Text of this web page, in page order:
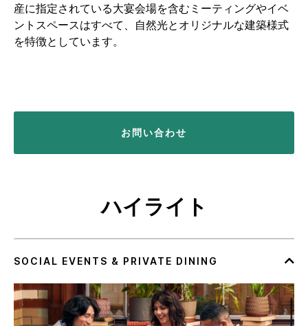
産に指定されている大宴会場を含むミーティングやイベ
ントスペースはすべて、自然光とオリジナルな建築様式
を特徴としています。
お問い合わせ
ハイライト